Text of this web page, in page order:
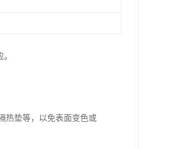
热垫等，以免表面变色或